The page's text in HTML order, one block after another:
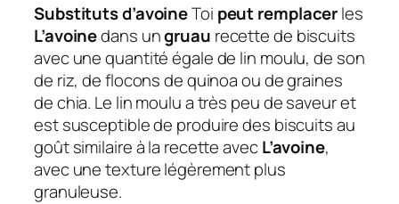
Substituts d’avoineToi peut remplacerles
L’avoinedans ungruau recette de biscuits
avec une quantité égale de lin moulu, de son
de riz, de flocons de quinoa ou de graines
de chia. Le lin moulu a très peu de saveur et
est susceptible de produire des biscuits au
goût similaire à la recette avecL’avoine,
avec une texture légèrement plus
granuleuse.